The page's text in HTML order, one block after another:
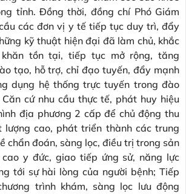
tỉnh. Đồng thời, đồng chí Phó Giám
các đơn vị y tế tiếp tục duy trì, đẩy
kỹ thuật hiện đại đã làm chủ, khắc
khăn tồn tại, tiếp tục mở rộng, tăng
tạo, hỗ trợ, chỉ đạo tuyến, đẩy mạnh
dụng hệ thống trực tuyến trong đào
cứ nhu cầu thực tế, phát huy hiệu
địa phương 2 cấp để chủ động thu
lượng cao, phát triển thành các trung
chẩn đoán, sàng lọc, điều trị trong sản
y đức, giao tiếp ứng sử, năng lực
tới sự hài lòng của người bệnh; Tiếp
trình khám, sàng lọc lưu động